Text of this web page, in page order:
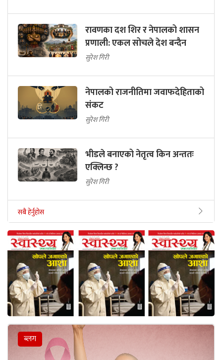
रावणका दश शिर र नेपालको शासन
प्रणाली: एकल सोचले देश बन्दैन
सुरेश गिरी
नेपालको राजनीतिमा जवाफदेहिताको
संकट
सुरेश गिरी
भीडले बनाएको नेतृत्व किन अन्ततः
एक्लिन्छ ?
सुरेश गिरी
सबै हेर्नुहोस
ब्लग